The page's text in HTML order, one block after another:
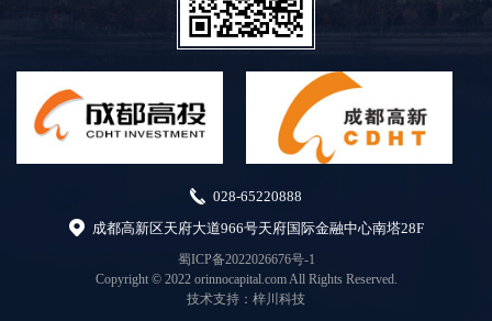
028-65220888
成都高新区天府大道966号天府国际金融中心南塔28F
蜀ICP备2022026676号-1
Copyright © 2022 orinnocapital.com All Rights Reserved.
技术支持： 梓川科技